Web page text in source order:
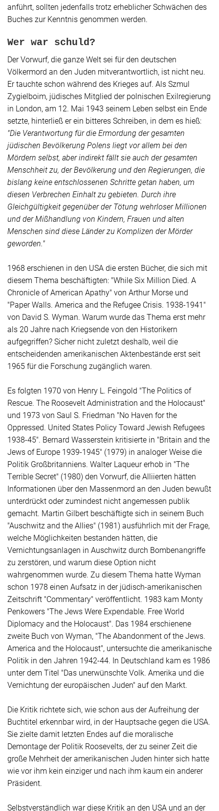
anführt, sollten jedenfalls trotz erheblicher Schwächen des
Buches zur Kenntnis genommen werden.
Wer war schuld?
Der Vorwurf, die ganze Welt sei für den deutschen
Völkermord an den Juden mitverantwortlich, ist nicht neu.
Er tauchte schon während des Krieges auf. Als Szmul
Zygielboim, jüdisches Mitglied der polnischen Exilregierung
in London, am 12. Mai 1943 seinem Leben selbst ein Ende
setzte, hinterließ er ein bitteres Schreiben, in dem es hieß:
"Die Verantwortung für die Ermordung der gesamten
jüdischen Bevölkerung Polens liegt vor allem bei den
Mördern selbst, aber indirekt fällt sie auch der gesamten
Menschheit zu, der Bevölkerung und den Regierungen, die
bislang keine entschlossenen Schritte getan haben, um
diesen Verbrechen Einhalt zu gebieten. Durch ihre
Gleichgültigkeit gegenüber der Tötung wehrloser Millionen
und der Mißhandlung von Kindern, Frauen und alten
Menschen sind diese Länder zu Komplizen der Mörder
geworden."
1968 erschienen in den USA die ersten Bücher, die sich mit
diesem Thema beschäftigten: "While Six Million Died. A
Chronicle of American Apathy" von Arthur Morse und
"Paper Walls. America and the Refugee Crisis. 1938-1941"
von David S. Wyman. Warum wurde das Thema erst mehr
als 20 Jahre nach Kriegsende von den Historikern
aufgegriffen? Sicher nicht zuletzt deshalb, weil die
entscheidenden amerikanischen Aktenbestände erst seit
1965 für die Forschung zugänglich waren.
Es folgten 1970 von Henry L. Feingold "The Politics of
Rescue. The RooseveltAdministration and the Holocaust"
und 1973 von Saul S. Friedman "No Haven for the
Oppressed. United States Policy Toward Jewish Refugees
1938-45". Bernard Wasserstein kritisierte in "Britain and the
Jews of Europe 1939-1945" (1979) in analoger Weise die
Politik Großbritanniens. Walter Laqueur erhob in "The
Terrible Secret" (1980) den Vorwurf, die Alliierten hätten
Informationen über den Massenmord an den Juden bewußt
unterdrückt oder zumindest nicht angemessen publik
gemacht. Martin Gilbert beschäftigte sich in seinem Buch
"Auschwitz and the Allies" (1981) ausführlich mit der Frage,
welche Möglichkeiten bestanden hätten, die
Vernichtungsanlagen in Auschwitz durch Bombenangriffe
zu zerstören, und warum diese Option nicht
wahrgenommen wurde. Zu diesem Thema hatte Wyman
schon 1978 einen Aufsatz in der jüdisch-amerikanischen
Zeitschrift "Commentary" veröffentlicht. 1983 kam Monty
Penkowers "The Jews Were Expendable. Free World
Diplomacy and the Holocaust". Das 1984 erschienene
zweite Buch von Wyman, "The Abandonment of the Jews.
America and the Holocaust", untersuchte die amerikanische
Politik in den Jahren 1942-44. In Deutschland kam es 1986
unter dem Titel "Das unerwünschte Volk. Amerika und die
Vernichtung der europäischen Juden" auf den Markt.
Die Kritik richtete sich, wie schon aus der Aufreihung der
Buchtitel erkennbar wird, in der Hauptsache gegen die USA.
Sie zielte damit letzten Endes auf die moralische
Demontage der Politik Roosevelts, der zu seiner Zeit die
große Mehrheit der amerikanischen Juden hinter sich hatte
wie vor ihm kein einziger und nach ihm kaum ein anderer
Präsident.
Selbstverständlich war diese Kritik an den USA und an der